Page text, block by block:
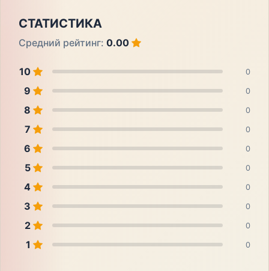
СТАТИСТИКА
Средний рейтинг: 0.00
10 0
9 0
8 0
7 0
6 0
5 0
4 0
3 0
2 0
1 0